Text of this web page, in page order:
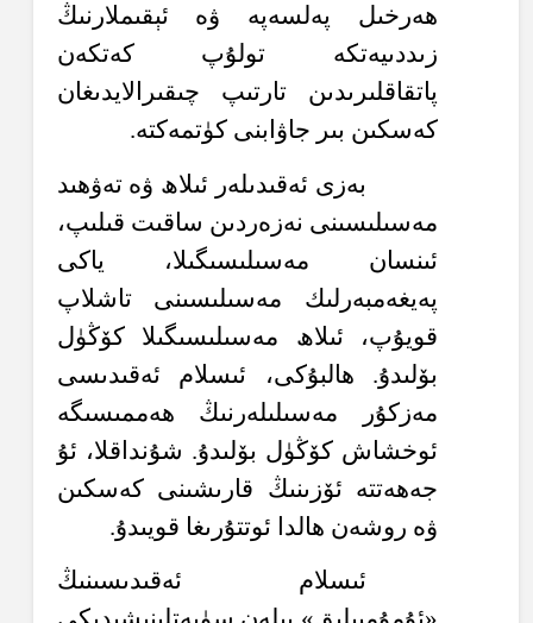
ھەرخىل پەلسەپە ۋە ئېقىملارنىڭ
زىددىيەتكە تولۇپ كەتكەن
پاتقاقلىرىدىن تارتىپ چىقىرالايدىغان
كەسكىن بىر جاۋابنى كۈتمەكتە.
بەزى ئەقىدىلەر ئىلاھ ۋە تەۋھىد
مەسىلىسىنى نەزەردىن ساقىت قىلىپ،
ئىنسان مەسىلىسىگىلا، ياكى
پەيغەمبەرلىك مەسىلىسىنى تاشلاپ
قويۇپ، ئىلاھ مەسىلىسىگىلا كۆڭۈل
بۆلىدۇ. ھالبۇكى، ئىسلام ئەقىدىسى
مەزكۇر مەسىلىلەرنىڭ ھەممىسىگە
ئوخشاش كۆڭۈل بۆلىدۇ. شۇنداقلا، ئۇ
جەھەتتە ئۆزىنىڭ قارىشىنى كەسكىن
ۋە روشەن ھالدا ئوتتۇرىغا قويىدۇ.
ئىسلام ئەقىدىسىنىڭ